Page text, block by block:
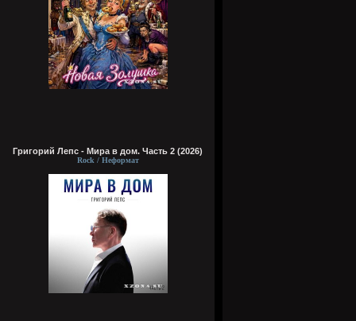
Григорий Лепс - Мира в дом. Часть 2 (2026)
Rock / Неформат